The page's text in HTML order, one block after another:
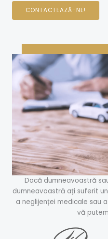
CONTACTEAZĂ-NE!
Dacă dumneavoastră
dumneavoastră ați suferit
a neglijenței medicale sau
vă